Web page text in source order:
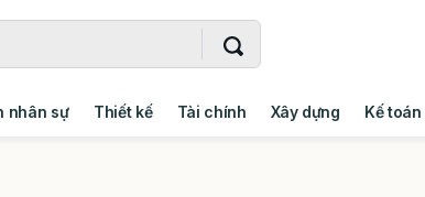
nhân sự Thiết kế Tài chính Xây dựng Kế toán